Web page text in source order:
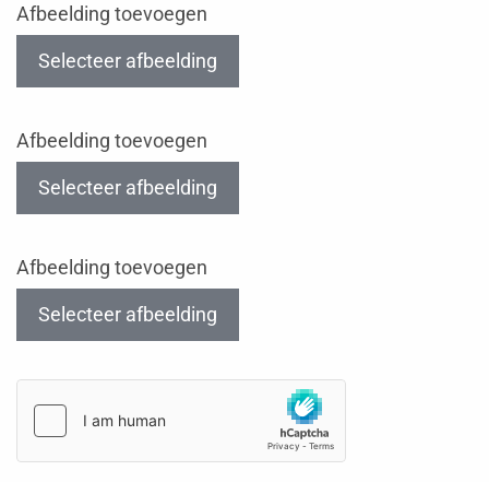
Afbeelding toevoegen
Selecteer afbeelding
Afbeelding toevoegen
Selecteer afbeelding
Afbeelding toevoegen
Selecteer afbeelding